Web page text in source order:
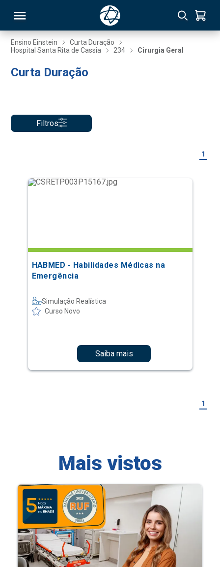
Ensino Einstein
Curta Duração
Hospital Santa Rita de Cassia
234 Cirurgia Geral
Curta Duração
Filtros
1
HABMED - Habilidades Médicas na
Emergência
Simulação Realística
Curso Novo
Saiba mais
1
Mais vistos